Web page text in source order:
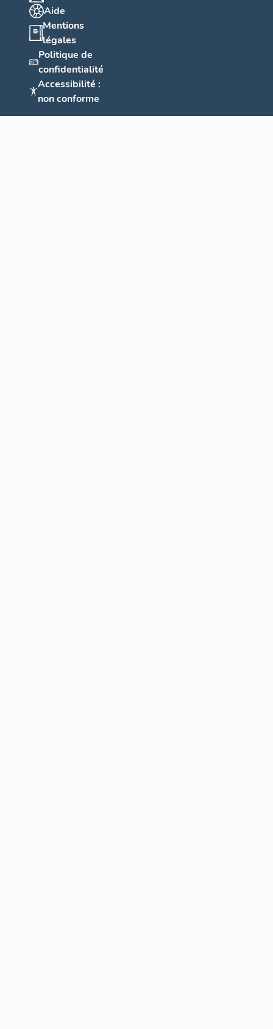
Aide
Mentions
légales
Politique de
confidentialité
Accessibilité :
non conforme